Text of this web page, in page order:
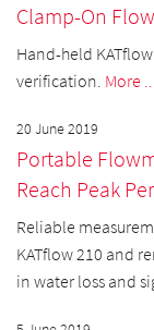
Clamp-On
Hand-held
verification. More ...
20 June 2019
Portable
Reach Peak
Reliable
KATflow 210 and
in water loss and